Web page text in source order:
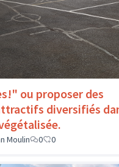
ou proposer des
diversifiés
Moulin 0 0